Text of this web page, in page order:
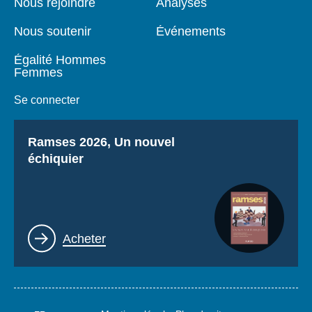
Nous rejoindre
Nous soutenir
Égalité Hommes
Femmes
Se connecter
Analyses
Événements
Titre
Ramses 2026, Un nouvel
échiquier
Lien
Acheter